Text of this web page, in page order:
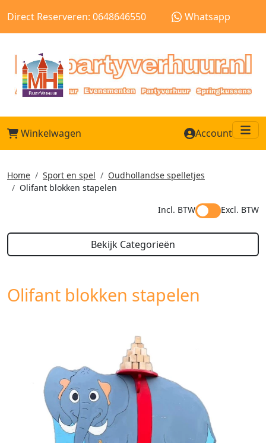
Direct Reserveren: 0648646550 Whatsapp
Winkelwagen Account
Home Sport en spel
Oudhollandse spelletjes
Olifant blokken stapelen
Incl. BTW
Excl. BTW
Bekijk Categorieën
Olifant blokken stapelen